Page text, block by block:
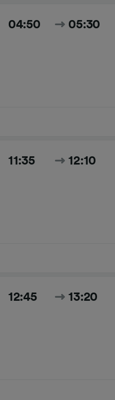
04:50 05:30
11:35 12:10
12:45 13:20